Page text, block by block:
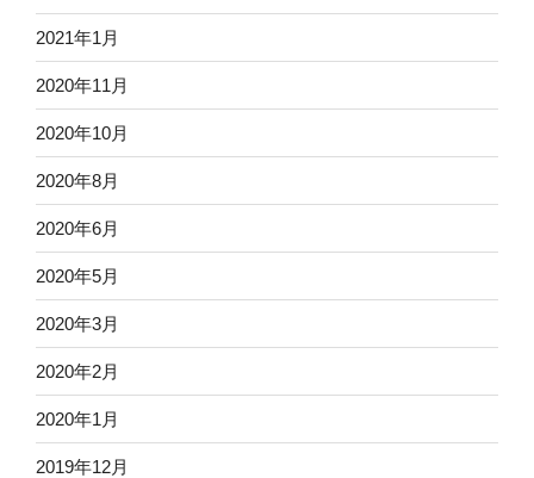
2021年1月
2020年11月
2020年10月
2020年8月
2020年6月
2020年5月
2020年3月
2020年2月
2020年1月
2019年12月